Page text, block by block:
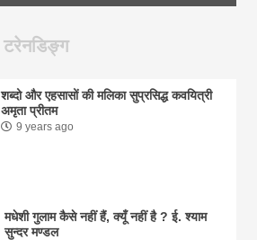
टरेनडिङ्ग
शब्दो और एहसासों की मलिका सुप्रसिद्ध कवयित्री
अमृता प्रीतम
9 years ago
मधेशी गुलाम कैसे नहीं हैं, क्यूँ नहीं है ? ई. श्याम
सुन्दर मण्डल